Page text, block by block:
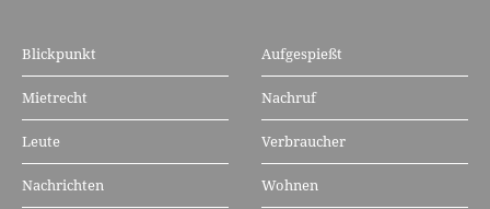
Blickpunkt
Mietrecht
Leute
Nachrichten
Aufgespießt
Nachruf
Verbraucher
Wohnen